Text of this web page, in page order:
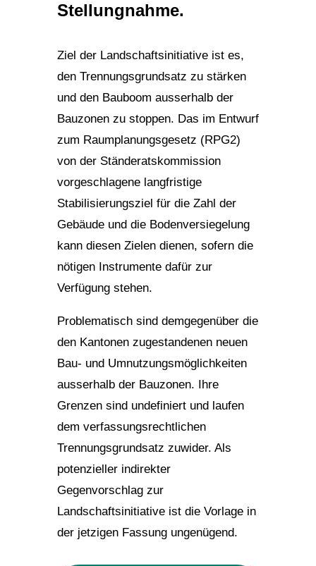
Stellungnahme.
Ziel der Landschaftsinitiative ist es,
den Trennungsgrundsatz zu stärken
und den Bauboom ausserhalb der
Bauzonen zu stoppen. Das im Entwurf
zum Raumplanungsgesetz (RPG2)
von der Ständeratskommission
vorgeschlagene langfristige
Stabilisierungsziel für die Zahl der
Gebäude und die Bodenversiegelung
kann diesen Zielen dienen, sofern die
nötigen Instrumente dafür zur
Verfügung stehen.
Problematisch sind demgegenüber die
den Kantonen zugestandenen neuen
Bau- und Umnutzungsmöglichkeiten
ausserhalb der Bauzonen. Ihre
Grenzen sind undefiniert und laufen
dem verfassungsrechtlichen
Trennungsgrundsatz zuwider. Als
potenzieller indirekter
Gegenvorschlag zur
Landschaftsinitiative ist die Vorlage in
der jetzigen Fassung ungenügend.